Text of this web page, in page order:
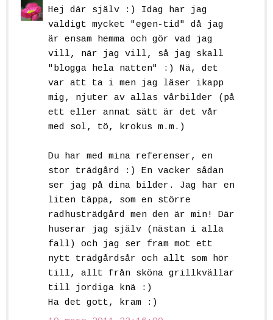
Hej där själv :) Idag har jag
väldigt mycket "egen-tid" då jag
är ensam hemma och gör vad jag
vill, när jag vill, så jag skall
"blogga hela natten" :) Nä, det
var att ta i men jag läser ikapp
mig, njuter av allas vårbilder (på
ett eller annat sätt är det vår
med sol, tö, krokus m.m.)
Du har med mina referenser, en
stor trädgård :) En vacker sådan
ser jag på dina bilder. Jag har en
liten täppa, som en större
radhusträdgård men den är min! Där
huserar jag själv (nästan i alla
fall) och jag ser fram mot ett
nytt trädgårdsår och allt som hör
till, allt från sköna grillkvällar
till jordiga knä :)
Ha det gott, kram :)